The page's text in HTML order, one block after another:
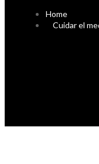
Home
Cuidar el